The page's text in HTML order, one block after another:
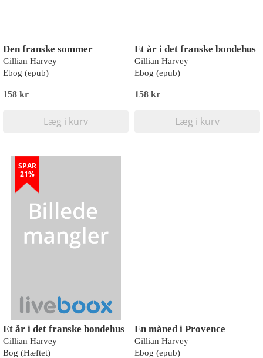
Den franske sommer
Gillian Harvey
Ebog (epub)
158 kr
Læg i kurv
Et år i det franske bondehus
Gillian Harvey
Ebog (epub)
158 kr
Læg i kurv
SPAR
21%
Et år i det franske bondehus
Gillian Harvey
Bog (Hæftet)
En måned i Provence
Gillian Harvey
Ebog (epub)